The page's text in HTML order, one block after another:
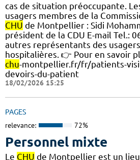
cas de situation préoccupante.
usagers membres de la
CHU de Montpellier : Sidi
président de la CDU E-mail Tel.:
autres représentants des
hospitalières. 👉 Pour en savoir
chu-montpellier.fr/fr/patients-
devoirs-du-patient
18/02/2026 15:25
PAGES
relevance: 72%
Personnel mixte
Le CHU de Montpellier est un